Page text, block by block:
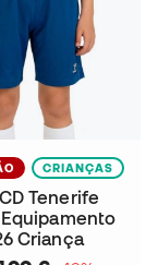
CRIANÇAS
Tenerife
Criança